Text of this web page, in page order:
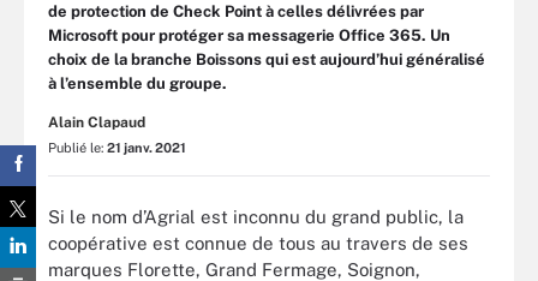
de protection de Check Point à celles délivrées par
Microsoft pour protéger sa messagerie Office 365. Un
choix de la branche Boissons qui est aujourd’hui généralisé
à l’ensemble du groupe.
Alain Clapaud
Publié le: 21 janv. 2021
Si le nom d’Agrial est inconnu du grand public, la
coopérative est connue de tous au travers de ses
marques Florette, Grand Fermage, Soignon,